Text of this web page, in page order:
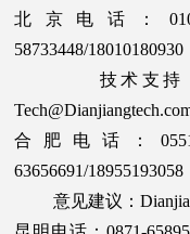
北京电话：
58733448/
技术支持
合肥电话：
63656691/
意见建议：